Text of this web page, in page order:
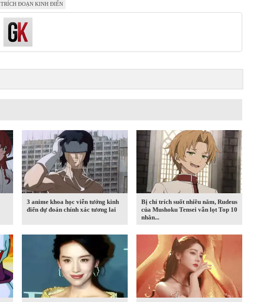
TRÍCH ĐOẠN KINH ĐIỂN
3 anime khoa học viễn tưởng kinh
điển dự đoán chính xác tương lai
Bị chỉ trích suốt nhiều năm, Rudeus
của Mushoku Tensei vẫn lọt Top 10
nhân...